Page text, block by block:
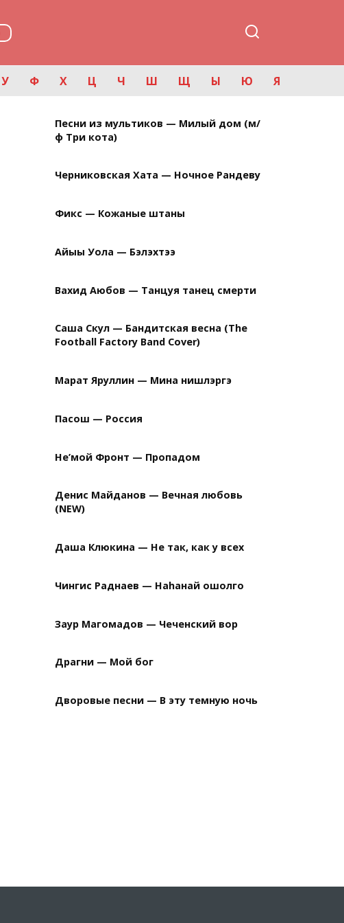
У Ф Х Ц Ч Ш Щ Ы Ю Я
Песни из мультиков — Милый дом (м/
ф Три кота)
Черниковская Хата — Ночное Рандеву
Фикс — Кожаные штаны
Айыы Уола — Бэлэхтээ
Вахид Аюбов — Танцуя танец смерти
Саша Скул — Бандитская весна (The
Football Factory Band Cover)
Марат Яруллин — Мина нишлэргэ
Пасош — Россия
Не’мой Фронт — Пропадом
Денис Майданов — Вечная любовь
(NEW)
Даша Клюкина — Не так, как у всех
Чингис Раднаев — Наhанай ошолго
Заур Магомадов — Чеченский вор
Драгни — Мой бог
Дворовые песни — В эту темную ночь